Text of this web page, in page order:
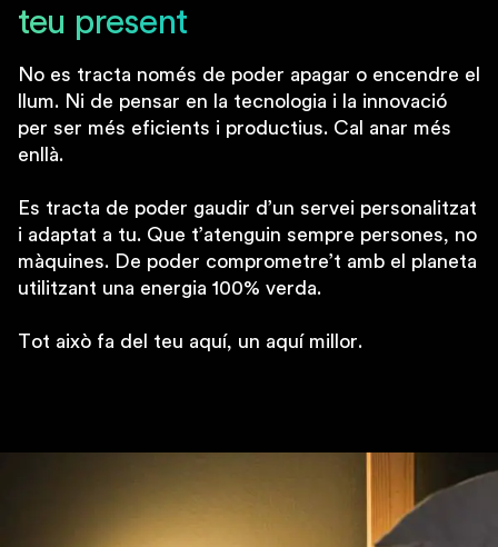
teu present
No es tracta només de poder apagar o encendre el
llum. Ni de pensar en la tecnologia i la innovació
per ser més eficients i productius. Cal anar més
enllà.
Es tracta de poder gaudir d’un servei personalitzat
i adaptat a tu. Que t’atenguin sempre persones, no
màquines. De poder comprometre’t amb el planeta
utilitzant una energia 100% verda.
Tot això fa del teu aquí, un aquí millor.